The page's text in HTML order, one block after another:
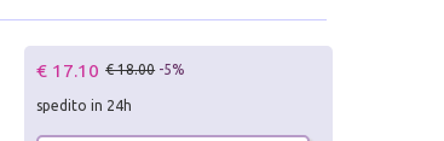
€ 17.10 € 18.00 -5%
spedito in 24h